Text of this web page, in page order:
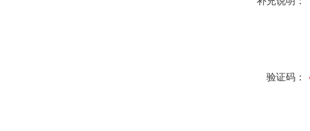
验证码：